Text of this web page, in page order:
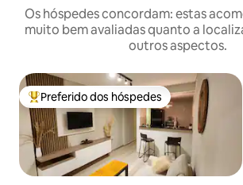
Os hóspedes concordam: estas
muito bem avaliadas quanto a
outros aspectos.
Entre os melhores preferidos dos hóspedes
Preferido dos hóspedes